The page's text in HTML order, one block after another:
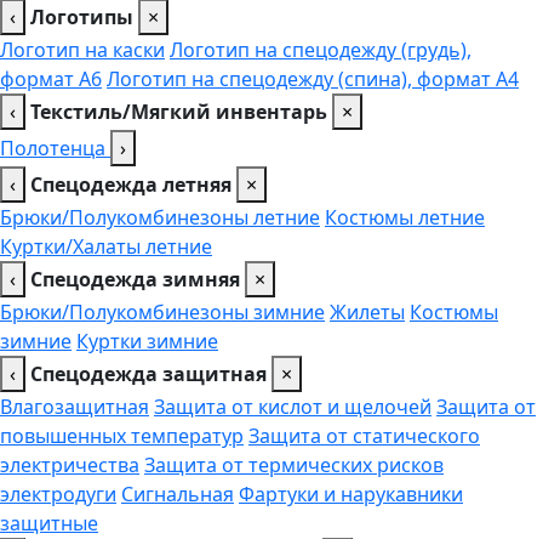
‹ Логотипы
×
Логотип на каски Логотип на спецодежду (грудь),
формат А6Логотип на спецодежду (спина), формат А4
‹ Текстиль/Мягкий инвентарь ×
Полотенца ›
‹ Спецодежда летняя ×
Брюки/Полукомбинезоны летние Костюмы летние
Куртки/Халаты летние
‹ Спецодежда зимняя ×
Брюки/Полукомбинезоны зимниеЖилеты Костюмы
зимние Куртки зимние
‹ Спецодежда защитная ×
Влагозащитная Защита от кислот и щелочей Защита от
повышенных температур Защита от статического
электричества Защита от термических рисков
электродуги Сигнальная Фартуки и нарукавники
защитные